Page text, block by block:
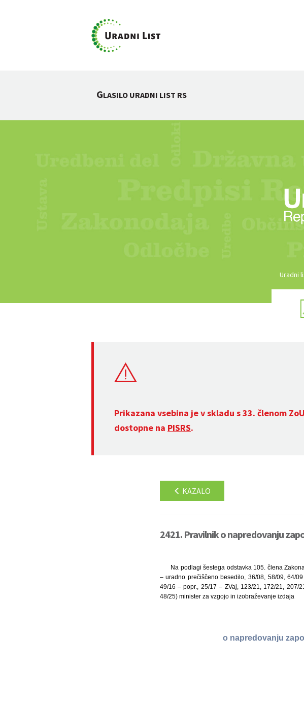
GLASILO URADNI LIST RS
Uradni
Prikazana vsebina je v skladu s 33. členom
dostopne na PISRS.
KAZALO
2421. Pravilnik o napredovanju
Na podlagi šestega odstavka 105. člena
– uradno prečiščeno besedilo, 36/08, 58/09, 64/
49/16 – popr., 25/17 – ZVaj, 123/21, 172/21, 207/
48/25) minister za vzgojo in izobraževanje izdaja
o napredovanju